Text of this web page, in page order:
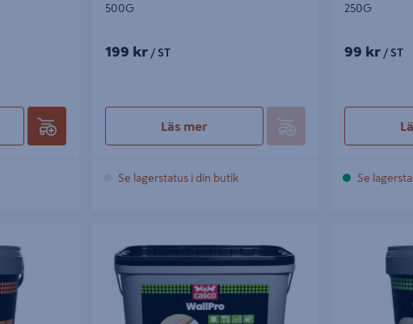
500G
199 kr / ST
Läs mer
Se lagerstatus i din butik
250G
99 kr / ST
Se